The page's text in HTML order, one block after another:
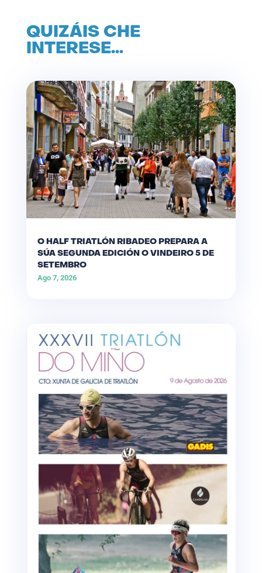
QUIZÁIS CHE
INTERESE…
O HALF TRIATLÓN RIBADEO PREPARA A
SÚA SEGUNDA EDICIÓN O VINDEIRO 5 DE
SETEMBRO
Ago 7, 2026